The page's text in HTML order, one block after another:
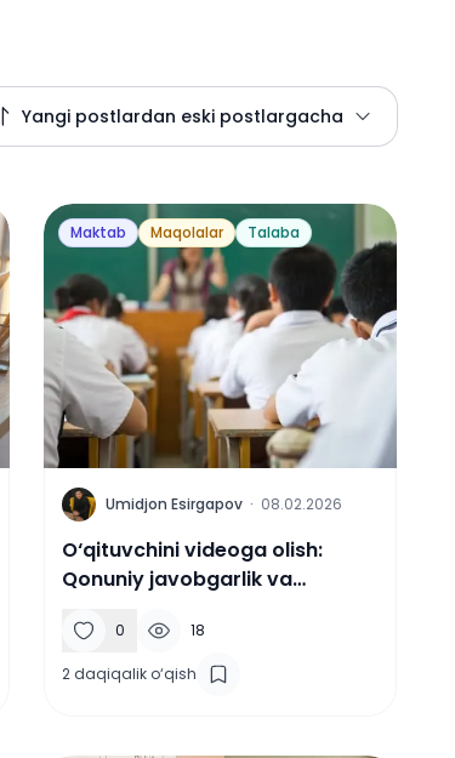
Yangi postlardan eski postlargacha
Maktab Maqolalar Talaba
U Umidjon Esirgapov · 08.02.2026
O‘qituvchini videoga olish:
Qonuniy javobgarlik va
0 18
2 daqiqalik o‘qish